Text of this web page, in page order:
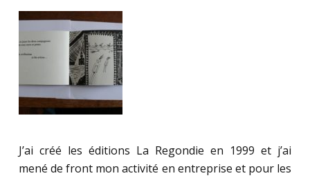
J’ai créé les éditions La Regondie en 1999 et j’ai
mené de front mon activité en entreprise et pour les